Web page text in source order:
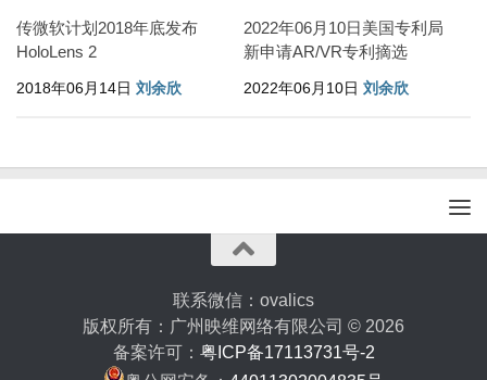
传微软计划2018年底发布
HoloLens 2
2018年06月14日 刘余欣
2022年06月10日美国专利局
新申请AR/VR专利摘选
2022年06月10日 刘余欣
联系微信：ovalics
版权所有：广州映维网络有限公司 © 2026
备案许可： 粤ICP备17113731号-2